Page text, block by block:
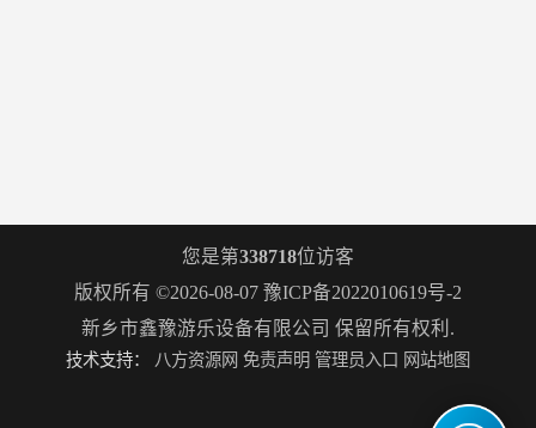
您是第338718位访客
版权所有 ©2026-08-07 豫ICP备2022010619号-2
新乡市鑫豫游乐设备有限公司 保留所有权利.
技术支持： 八方资源网 免责声明 管理员入口 网站地图